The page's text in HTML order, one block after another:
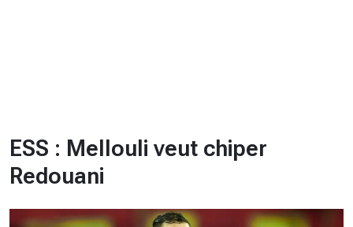
ESS : Mellouli veut chiper
Redouani